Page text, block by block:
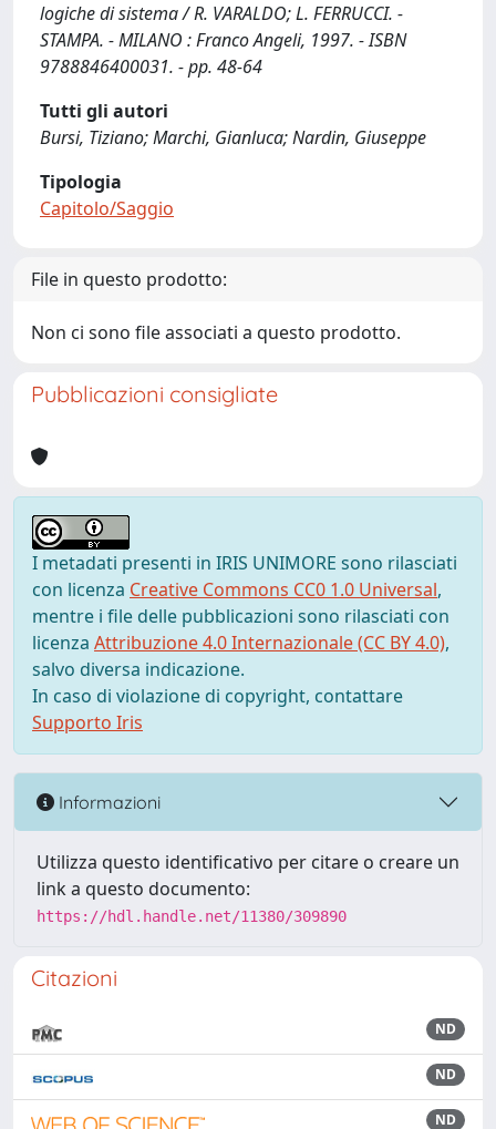
logiche di sistema / R. VARALDO; L. FERRUCCI. -
STAMPA. - MILANO : Franco Angeli, 1997. - ISBN
9788846400031. - pp. 48-64
Tutti gli autori
Bursi, Tiziano; Marchi, Gianluca; Nardin, Giuseppe
Tipologia
Capitolo/Saggio
File in questo prodotto:
Non ci sono file associati a questo prodotto.
Pubblicazioni consigliate
I metadati presenti in IRIS UNIMORE sono rilasciati
con licenza Creative Commons CC0 1.0 Universal,
mentre i file delle pubblicazioni sono rilasciati con
licenza Attribuzione 4.0 Internazionale (CC BY 4.0),
salvo diversa indicazione.
In caso di violazione di copyright, contattare
Supporto Iris
Informazioni
Utilizza questo identificativo per citare o creare un
link a questo documento:
https://hdl.handle.net/11380/309890
Citazioni
ND
ND
ND